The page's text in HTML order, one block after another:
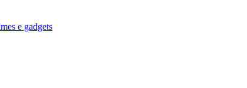
e gadgets